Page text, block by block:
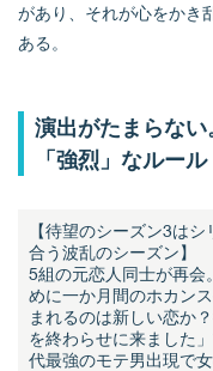
があり、それが心をかき
ある。
演出がたまらな
「強烈」なルール
【待望のシーズン3は
合う波乱のシーズン】
5組の元恋人同士が再会
めに一か月間のホカン
まれるのは新しい恋か
を終わらせに来ました
代最強のモテ男出現で